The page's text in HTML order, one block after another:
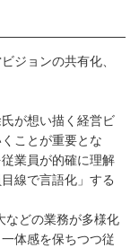
ジョンの共有化、
が想い描く経営ビ
ことが重要とな
業員が的確に理解
線で言語化」する
などの業務が多様化
体感を保ちつつ従